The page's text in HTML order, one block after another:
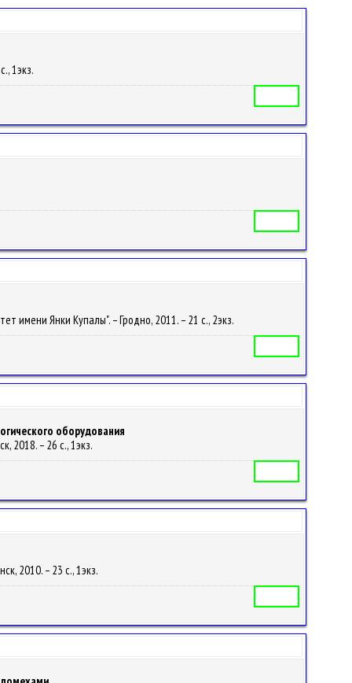
1экз.
имени Янки Купалы". – Гродно, 2011. – 21 с., 2экз.
оборудования
2018. – 26 с., 1экз.
2010. – 23 с., 1экз.